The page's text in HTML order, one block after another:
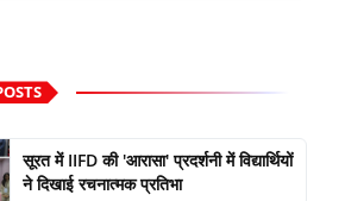
सूरत में IIFD की 'आरासा' प्रदर्शनी में विद्यार्थियों
ने दिखाई रचनात्मक प्रतिभा